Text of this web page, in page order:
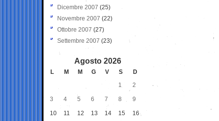
Dicembre 2007 (25)
Novembre 2007 (22)
Ottobre 2007 (27)
Settembre 2007 (23)
Agosto 2026
L M M G V S
D
1
2
3 4 5 6 7 8 9
10 11 12 13 14 15 16